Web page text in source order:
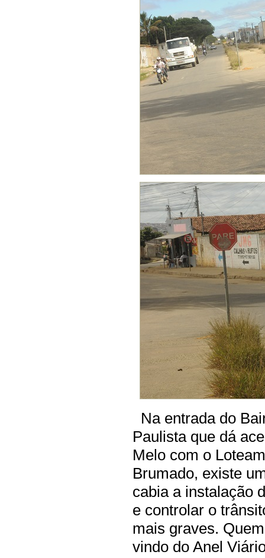
Na entrada do
Paulista que dá
Melo com o
Brumado, existe
cabia a instalação
e controlar o
mais graves.
vindo do Anel